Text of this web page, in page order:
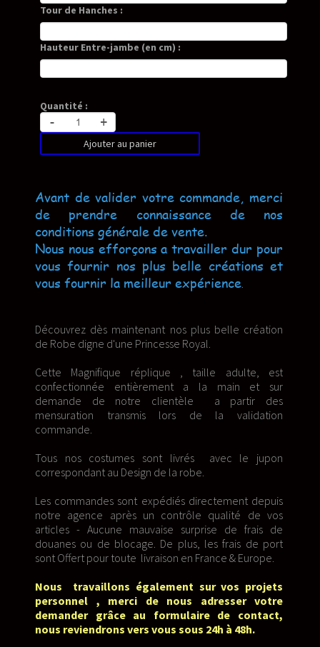
Tour de Hanches :
Hauteur Entre-jambe (en cm) :
Quantité :
- +
Ajouter au panier
Avant de valider votre commande, merci
de prendre connaissance de nos
conditions générale de vente.
Nous nous efforçons a travailler dur pour
vous fournir nos plus belle créations et
vous fournir la meilleur expérience.
Découvrez dès maintenant nos plus belle création
de Robe digne d'une Princesse Royal.
Cette Magnifique réplique , taille adulte, est
confectionnée entièrement a la main et sur
demande de notre clientèle a partir des
mensuration transmis lors de la validation
commande.
Tous nos costumes sont livrés avec le jupon
correspondant au Design de la robe.
Les commandes sont expédiés directement depuis
notre agence après un contrôle qualité de vos
articles - Aucune mauvaise surprise de frais de
douanes ou de blocage. De plus, les frais de port
sont Offert pour toute livraison en France & Europe.
Nous travaillons également sur vos projets
personnel , merci de nous adresser votre
demander grâce au formulaire de contact,
nous reviendrons vers vous sous 24h à 48h.